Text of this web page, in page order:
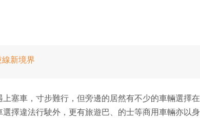
新境界
塞車，寸步難行，但旁邊的居然有不少的車輛選擇在
擇違法行駛外，更有旅遊巴、的士等商用車輛亦以身